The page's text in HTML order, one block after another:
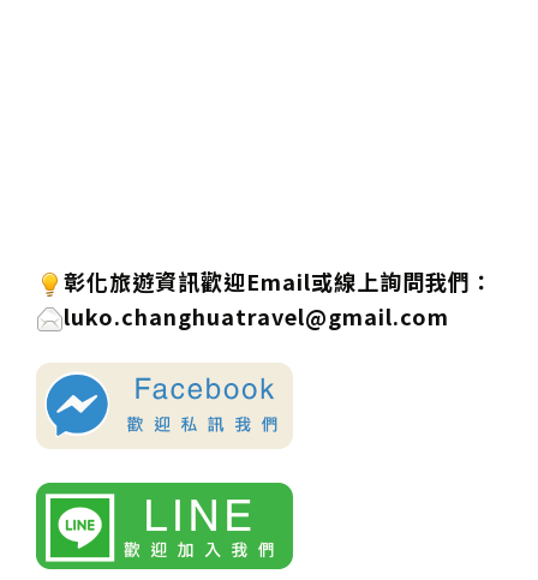
彰化旅遊資訊歡迎Email或線上詢問我們 ：
luko.changhuatravel@gmail.com